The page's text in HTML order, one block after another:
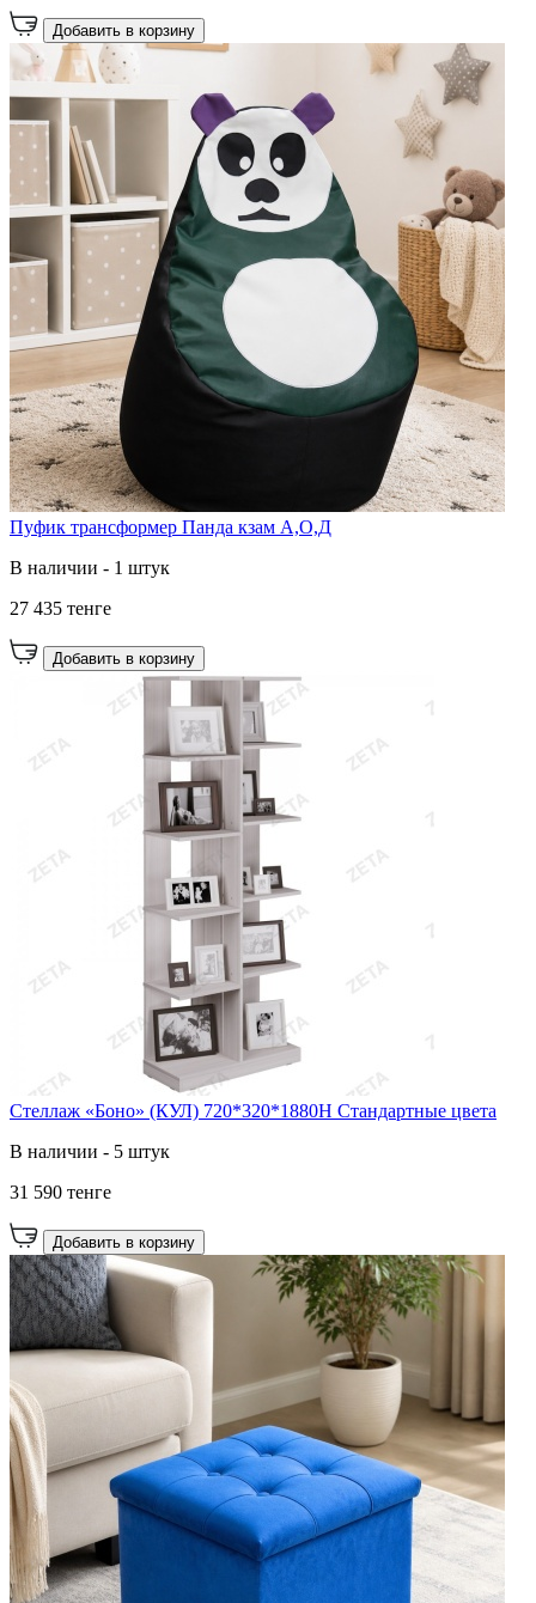
Добавить в корзину
Пуфик трансформер Панда кзам А,О,Д
В наличии - 1 штук
27 435 тенге
Добавить в корзину
Стеллаж «Боно» (КУЛ) 720*320*1880Н Стандартные цвета
В наличии - 5 штук
31 590 тенге
Добавить в корзину